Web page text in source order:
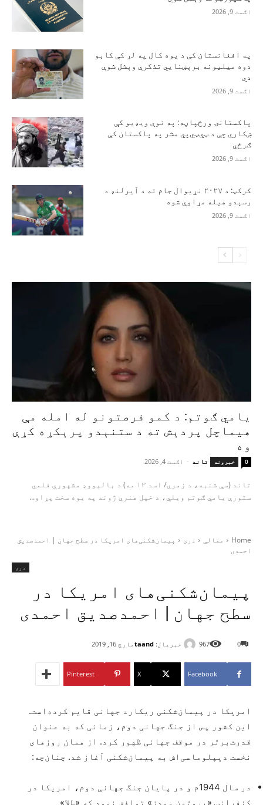
اګست 9, 2026
په افغانستان کې د یوه کال په لړ کې کابو
دوه میلیونه برېښنايي تذکرې وېشل شوې
دي
اګست 9, 2026
پاکستانۍ ورځپاڼه: په نوې ویډیو کې
ښکاري چې د ټي‌ټي‌پي مشر په پاکستان کې
ګرځي
اګست 9, 2026
کرکټ: د ۲۰۲۷ نړیوال جام ته د آیرلنډ د
رسېدو هیله مړاوې شوه
اګست 9, 2026
یامي ګوتم: د کمو فرصتونو له امله مې
هیماچل پردېش ته د ستنېدو پرېکړه کړې
وه
خبرونه تاند - اګست 4, 2026 0
تاند (سې شنبه، د زمري/ اسد ۱۳ مه) د بالیووډ مشهورې فلمي
ستورې یامي ګوتم ویلي، د خپل هنري ژوند په یوه سخت پړاو...